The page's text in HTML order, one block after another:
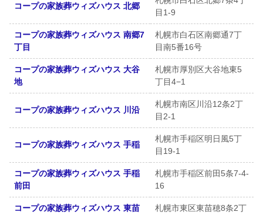
コープの家族葬ウィズハウス 北郷
目1-9
コープの家族葬ウィズハウス 南郷7
丁目
札幌市白石区南郷通7丁
目南5番16号
コープの家族葬ウィズハウス 大谷
地
札幌市厚別区大谷地東5
丁目4−1
コープの家族葬ウィズハウス 川沿
札幌市南区川沿12条2丁
目2-1
コープの家族葬ウィズハウス 手稲
札幌市手稲区明日風5丁
目19-1
コープの家族葬ウィズハウス 手稲
前田
札幌市手稲区前田5条7-4-
16
コープの家族葬ウィズハウス 東苗
札幌市東区東苗穂8条2丁